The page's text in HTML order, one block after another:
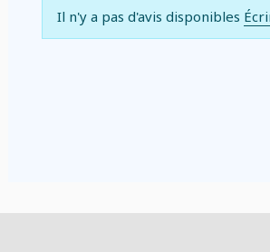
Il n'y a pas d'avis disponibles